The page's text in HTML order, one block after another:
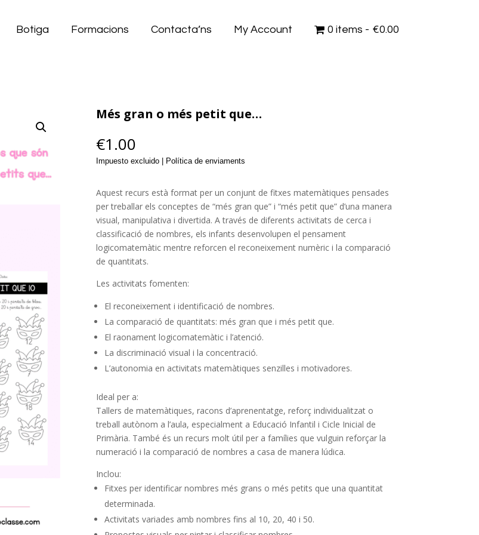
Botiga Formacions Contacta’ns My Account 0 items €0.00
Més gran o més petit que…
€1.00
Impuesto excluido | Política de enviaments
Aquest recurs està format per un conjunt de fitxes matemàtiques pensades
per treballar els conceptes de “més gran que” i “més petit que” d’una manera
visual, manipulativa i divertida. A través de diferents activitats de cerca i
classificació de nombres, els infants desenvolupen el pensament
logicomatemàtic mentre reforcen el reconeixement numèric i la comparació
de quantitats.
Les activitats fomenten:
El reconeixement i identificació de nombres.
La comparació de quantitats: més gran que i més petit que.
El raonament logicomatemàtic i l’atenció.
La discriminació visual i la concentració.
L’autonomia en activitats matemàtiques senzilles i motivadores.
Ideal per a:
Tallers de matemàtiques, racons d’aprenentatge, reforç individualitzat o
treball autònom a l’aula, especialment a Educació Infantil i Cicle Inicial de
Primària. També és un recurs molt útil per a famílies que vulguin reforçar la
numeració i la comparació de nombres a casa de manera lúdica.
Inclou:
Fitxes per identificar nombres més grans o més petits que una quantitat
determinada.
Activitats variades amb nombres fins al 10, 20, 40 i 50.